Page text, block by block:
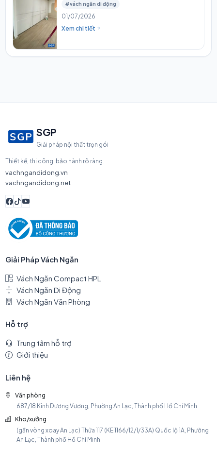
#vách ngăn di động
01/07/2026
Xem chi tiết
SGP
Giải pháp nội thất trọn gói
Thiết kế, thi công, bảo hành rõ ràng.
vachngandidong.vn
vachngandidong.net
Giải Pháp Vách Ngăn
Vách Ngăn Compact HPL
Vách Ngăn Di Động
Vách Ngăn Văn Phòng
Hỗ trợ
Trung tâm hỗ trợ
Giới thiệu
Liên hệ
Văn phòng
687/18 Kinh Dương Vương, Phường An Lạc, Thành phố Hồ Chí Minh
Kho/xưởng
(gần vòng xoay An Lạc) Thửa 117 (KE 1166/12/1/33A) Quốc lộ 1A, Phường
An Lạc, Thành phố Hồ Chí Minh